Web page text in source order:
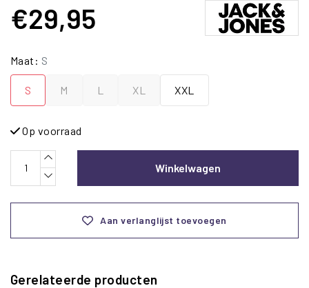
€29,95
Maat: S
S M L XL XXL
Op voorraad
Winkelwagen
Aan verlanglijst toevoegen
Gerelateerde producten